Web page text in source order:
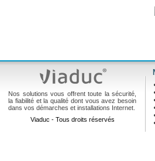
Nos solutions vous offrent toute la sécurité,
la fiabilité et la qualité dont vous avez besoin
dans vos démarches et installations Internet.
Viaduc - Tous droits réservés